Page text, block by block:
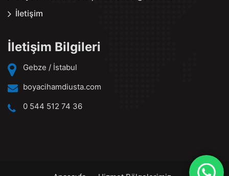
İletişim
İletişim Bilgileri
Gebze / İstabul
boyacihamdiusta.com
0 544 512 74 36